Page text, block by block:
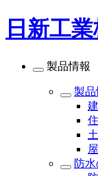
日新工
製品情報
製品
防